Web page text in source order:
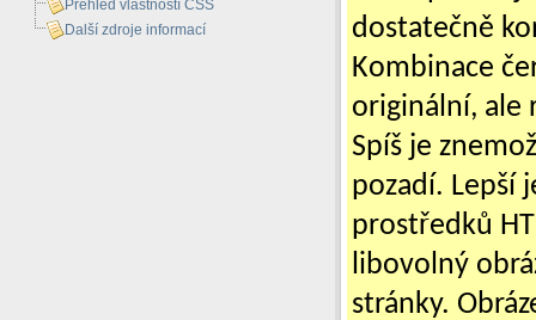
dostatečně
Kombinace
originální, ale
Spíš je
pozadí. Lepší
prostředků
libovolný
stránky.
Přehled vlastností CSS
Další zdroje informací